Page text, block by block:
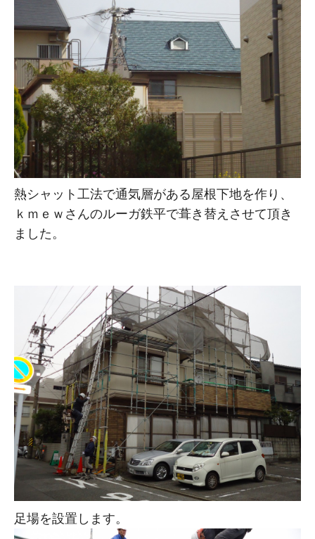
熱シャット工法で通気層がある屋根下地を作り、
ｋｍｅｗさんのルーガ鉄平で葺き替えさせて頂き
ました。
足場を設置します。